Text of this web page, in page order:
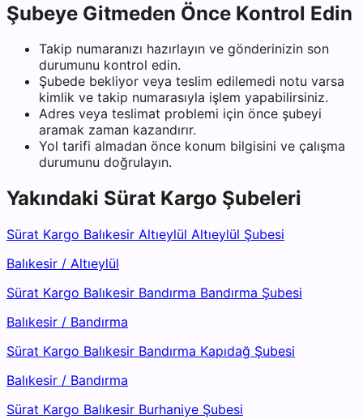
Şubeye Gitmeden Önce Kontrol Edin
Takip numaranızı hazırlayın ve gönderinizin son
durumunu kontrol edin.
Şubede bekliyor veya teslim edilemedi notu varsa
kimlik ve takip numarasıyla işlem yapabilirsiniz.
Adres veya teslimat problemi için önce şubeyi
aramak zaman kazandırır.
Yol tarifi almadan önce konum bilgisini ve çalışma
durumunu doğrulayın.
Yakındaki Sürat Kargo Şubeleri
Sürat Kargo Balıkesir Altıeylül Altıeylül Şubesi
Balıkesir / Altıeylül
Sürat Kargo Balıkesir Bandırma Bandırma Şubesi
Balıkesir / Bandırma
Sürat Kargo Balıkesir Bandırma Kapıdağ Şubesi
Balıkesir / Bandırma
Sürat Kargo Balıkesir Burhaniye Şubesi